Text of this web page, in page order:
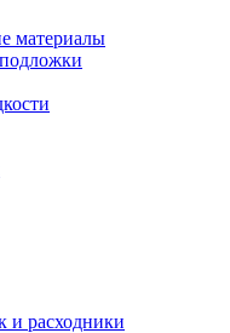
материалы
и расходники